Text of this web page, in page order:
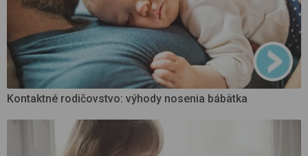
Kontaktné rodičovstvo: výhody nosenia bábätka